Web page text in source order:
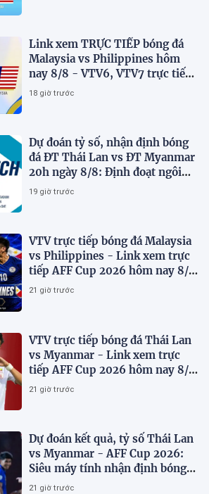
Link xem TRỰC TIẾP bóng đá
Malaysia vs Philippines hôm
nay 8/8 - VTV6, VTV7 trực tiếp
AFF Cup 2026
18 giờ trước
Dự đoán tỷ số, nhận định bóng
đá ĐT Thái Lan vs ĐT Myanmar
20h ngày 8/8: Định đoạt ngôi
đầu bảng
19 giờ trước
VTV trực tiếp bóng đá Malaysia
vs Philippines - Link xem trực
tiếp AFF Cup 2026 hôm nay 8/8
trên VTV7
21 giờ trước
VTV trực tiếp bóng đá Thái Lan
vs Myanmar - Link xem trực
tiếp AFF Cup 2026 hôm nay 8/8
trên VTV6
21 giờ trước
Dự đoán kết quả, tỷ số Thái Lan
vs Myanmar - AFF Cup 2026:
Siêu máy tính nhận định bóng
đá hôm nay 8/8
21 giờ trước